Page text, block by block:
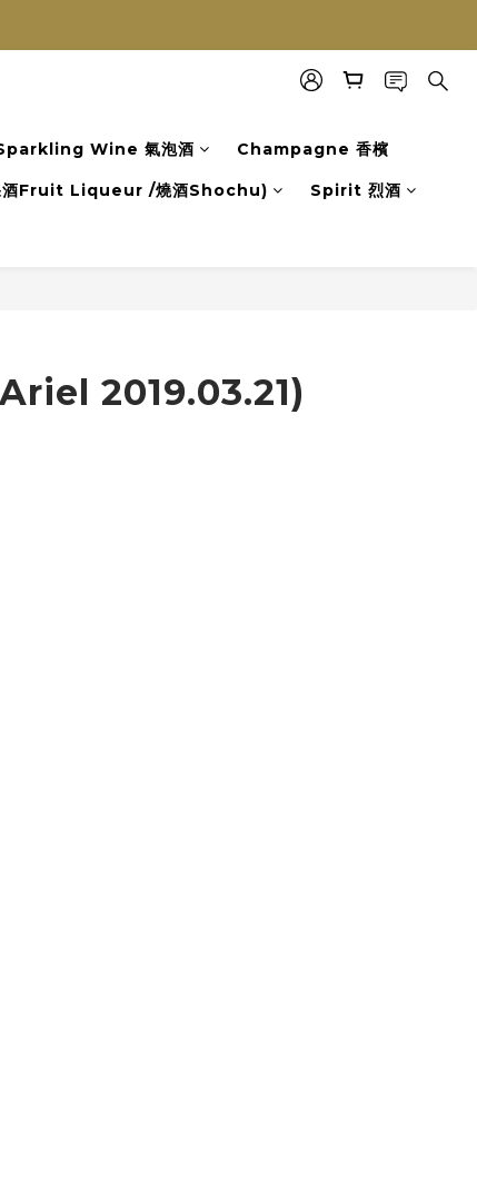
Wine 氣泡酒 Champagne 香檳
酒Fruit Liqueur /燒酒Shochu) Spirit 烈酒
2019.03.21)